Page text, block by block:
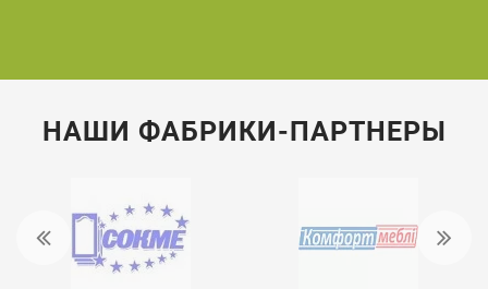
НАШИ ФАБРИКИ-ПАРТНЕРЫ